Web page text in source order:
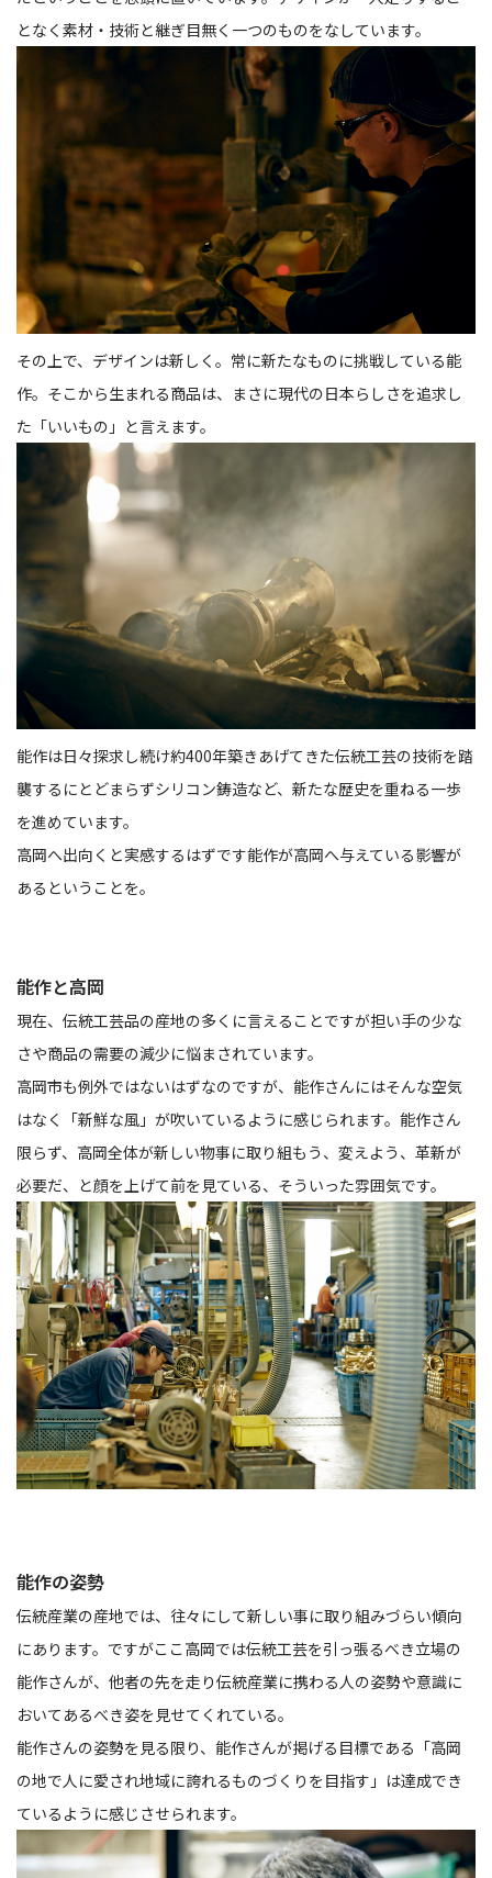
となく素材・技術と継ぎ目無く一つのものをなしています。
その上で、デザインは新しく。常に新たなものに挑戦している能
作。そこから生まれる商品は、まさに現代の日本らしさを追求し
た「いいもの」と言えます。
能作は日々探求し続け約400年築きあげてきた伝統工芸の技術を踏
襲するにとどまらずシリコン鋳造など、新たな歴史を重ねる一歩
を進めています。
高岡へ出向くと実感するはずです能作が高岡へ与えている影響が
あるということを。
能作と高岡
現在、伝統工芸品の産地の多くに言えることですが担い手の少な
さや商品の需要の減少に悩まされています。
高岡市も例外ではないはずなのですが、能作さんにはそんな空気
はなく「新鮮な風」が吹いているように感じられます。能作さん
限らず、高岡全体が新しい物事に取り組もう、変えよう、革新が
必要だ、と顔を上げて前を見ている、そういった雰囲気です。
能作の姿勢
伝統産業の産地では、往々にして新しい事に取り組みづらい傾向
にあります。ですがここ高岡では伝統工芸を引っ張るべき立場の
能作さんが、他者の先を走り伝統産業に携わる人の姿勢や意識に
おいてあるべき姿を見せてくれている。
能作さんの姿勢を見る限り、能作さんが掲げる目標である「高岡
の地で人に愛され地域に誇れるものづくりを目指す」は達成でき
ているように感じさせられます。